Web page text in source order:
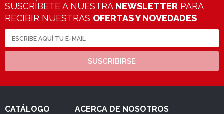
SUSCRÍBETE A NUESTRA NEWSLETTER PARA
RECIBIR NUESTRAS OFERTAS Y NOVEDADES
SUSCRIBIRSE
CATÁLOGO ACERCA DE NOSOTROS